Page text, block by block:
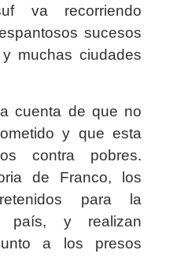
va recorriendo
sucesos
muchas ciudades
cuenta de que no
y que esta
contra pobres.
de Franco, los
para la
país, y realizan
a los presos